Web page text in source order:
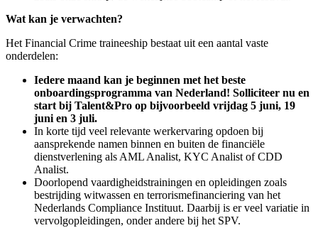
Wat kan je verwachten?
Het Financial Crime traineeship bestaat uit een aantal vaste
onderdelen:
Iedere maand kan je beginnen met het beste
onboardingsprogramma van Nederland! Solliciteer nu en
start bij Talent&Pro op bijvoorbeeld vrijdag 5 juni, 19
juni en 3 juli.
In korte tijd veel relevante werkervaring opdoen bij
aansprekende namen binnen en buiten de financiële
dienstverlening als AML Analist, KYC Analist of CDD
Analist.
Doorlopend vaardigheidstrainingen en opleidingen zoals
bestrijding witwassen en terrorismefinanciering van het
Nederlands Compliance Instituut. Daarbij is er veel variatie in
vervolgopleidingen, onder andere bij het SPV.